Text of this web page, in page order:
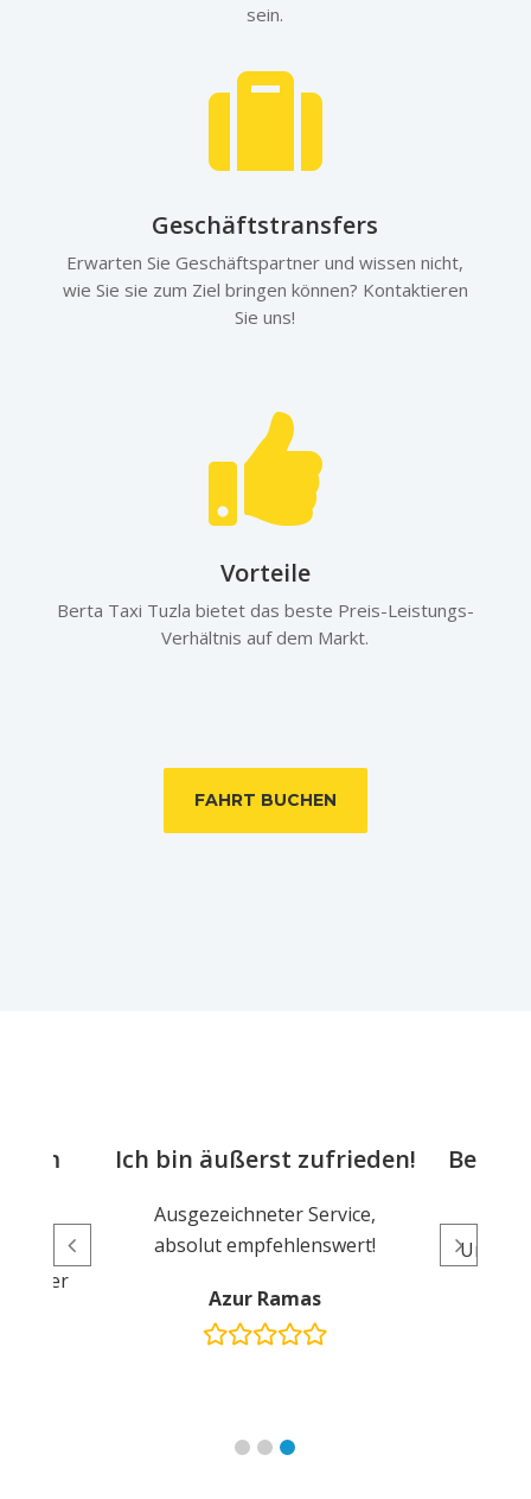
sein.

Geschäftstransfers
Erwarten Sie Geschäftspartner und wissen nicht,
wie Sie sie zum Ziel bringen können? Kontaktieren
Sie uns!

Vorteile
Berta Taxi Tuzla bietet das beste Preis-Leistungs-
Verhältnis auf dem Markt.
FAHRT BUCHEN
der
Ich bin äußerst zufrieden!
Ausgezeichneter Service,
absolut empfehlenswert!
Azur Ramas
Bester